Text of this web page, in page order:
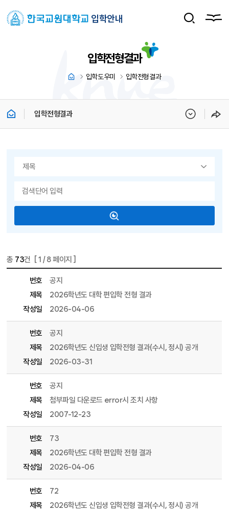
입학안내
입학전형결과
입학도우미 입학전형결과
입학전형결과
총 73건 [1 / 8 페이지 ]
번호
공지
제목
2026학년도 대학 편입학 전형 결과
작성일
2026-04-06
번호
공지
제목
2026학년도 신입생 입학전형 결과(수시, 정시) 공개
작성일
2026-03-31
번호
공지
제목
첨부파일 다운로드 error시 조치 사항
작성일
2007-12-23
번호
73
제목
2026학년도 대학 편입학 전형 결과
작성일
2026-04-06
번호
72
제목
2026학년도 신입생 입학전형 결과(수시, 정시) 공개